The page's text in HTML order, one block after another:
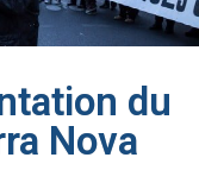
du
Nova